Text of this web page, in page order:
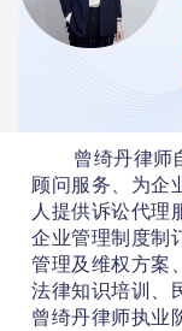
曾绮丹律师自
顾问服务、为企
人提供诉讼代理
企业管理制度制
管理及维权方案
法律知识培训、
曾绮丹律师执业